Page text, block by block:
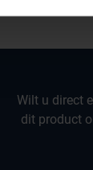
Wilt u direct
dit product